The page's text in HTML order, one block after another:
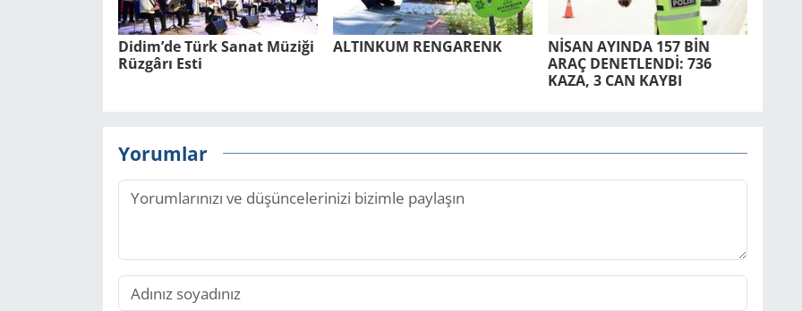
Didim’de Türk Sanat Mü­zi­ği
Rüz­gâ­rı Esti
AL­TIN­KUM REN­GA­RENK
NİSAN AYIN­DA 157 BİN
ARAÇ DE­NET­LENDİ: 736
KAZA, 3 CAN KAYBI
Yorumlar